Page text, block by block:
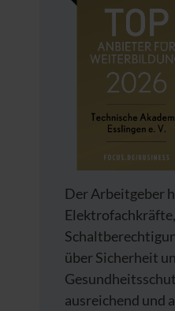
Der Arbeitgeber
über Sicherheit
ausreichend und